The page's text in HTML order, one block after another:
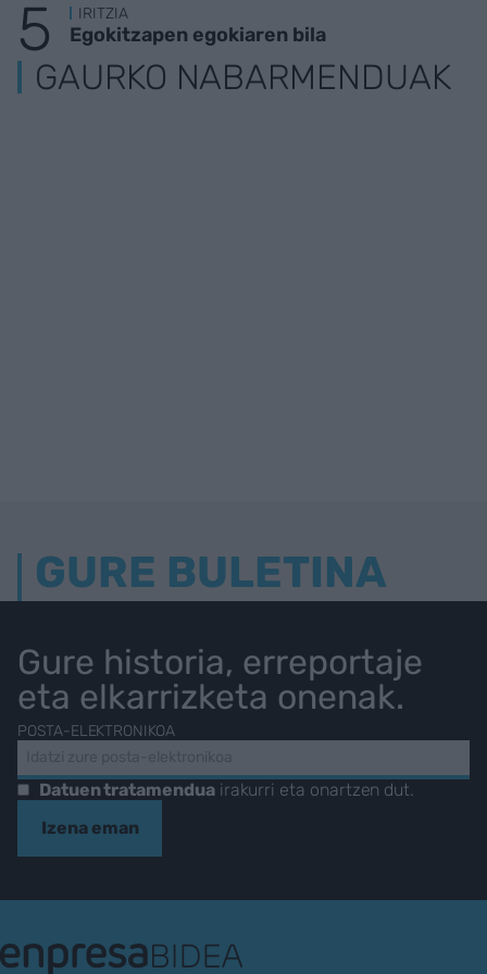
IRITZIA
Egokitzapen egokiaren bila
GAURKO NABARMENDUAK
GURE BULETINA
Gure historia, erreportaje
eta elkarrizketa onenak.
POSTA-ELEKTRONIKOA
Datuen tratamenduairakurri eta onartzen dut.
Izena eman